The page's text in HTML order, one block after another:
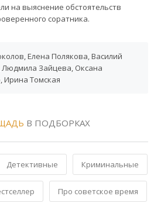
на выяснение обстоятельств
соратника.
Елена Полякова, Василий
Зайцева, Оксана
Ирина Томская
В ПОДБОРКАХ
Детективные Криминальные
Про советское время